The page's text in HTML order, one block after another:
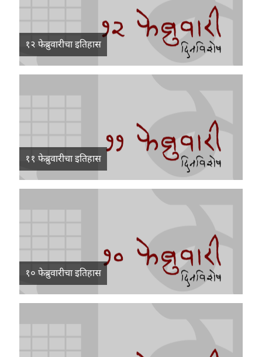
१२ फेब्रुवारीचा इतिहास
११ फेब्रुवारीचा इतिहास
१० फेब्रुवारीचा इतिहास